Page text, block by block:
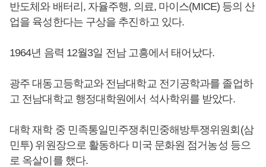
반도체와 배터리, 자율주행, 의료, 마이스(MICE) 등의 산
업을 육성한다는 구상을 추진하고 있다.
1964년 음력 12월3일 전남 고흥에서 태어났다.
광주 대동고등학교와 전남대학교 전기공학과를 졸업하
고 전남대학교 행정대학원에서 석사학위를 받았다.
대학 재학 중 민족통일민주쟁취민중해방투쟁위원회(삼
민투) 위원장으로 활동하다 미국 문화원 점거농성 등으
로 옥살이를 했다.